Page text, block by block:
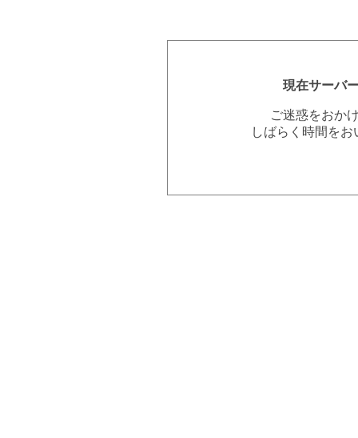
現在サーバ
ご迷惑をおか
しばらく時間を